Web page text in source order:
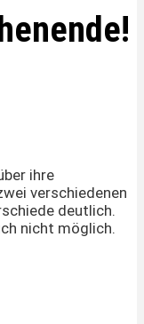
ihre
verschiedenen
deutlich.
nicht möglich.